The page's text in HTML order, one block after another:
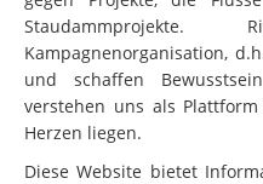
Kampagnenorganisation,
und schaffen
verstehen uns als
Herzen liegen.
Diese Website bietet